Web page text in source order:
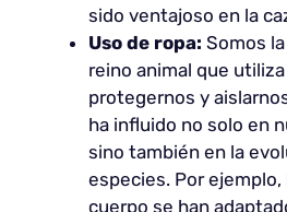
sido ventajoso en la
Uso de ropa: Somos
reino animal que
protegernos y
ha influido no solo en
sino también en la
especies. Por
cuerpo se han